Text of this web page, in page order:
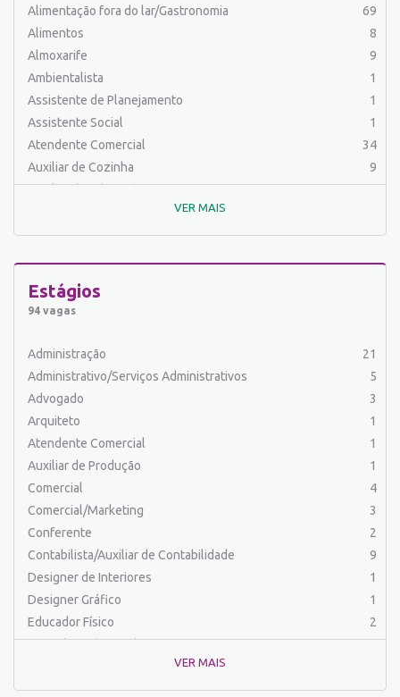
Alimentação fora do lar/Gastronomia
69
Alimentos
8
Almoxarife
9
Ambientalista
1
Assistente de Planejamento
1
Assistente Social
1
Atendente Comercial
34
Auxiliar de Cozinha
9
Auxiliar de Laboratório
2
Auxiliar de Manutenção Predial
Auxiliar de Mecânica
1
Auxiliar de Serviços
Barman
Cabeleireiro
Caixa Bancário/Operador de Caixa
Carpinteiro
Carregador/Ajudante Carga e Descarga
Chefe de Cozinha
Comercial
Comercial/Marketing
Comprador
Conferente
Contabilista/Auxiliar de Contabilidade
Controlador
Costureira/Costureiro Industrial
Cozinha/ Pizzaiolo
4
VER MAIS
Estágios
94 vagas
Administração
21
Administrativo/Serviços Administrativos
5
Advogado
3
Arquiteto
1
Atendente Comercial
1
Auxiliar de Produção
1
Comercial
4
Comercial/Marketing
3
Conferente
2
Contabilista/Auxiliar de Contabilidade
9
Designer de Interiores
1
Designer Gráfico
1
Educador Físico
2
Engenharia (Outras)
1
Engenharia Elétrica e Eletrônica
1
VER MAIS